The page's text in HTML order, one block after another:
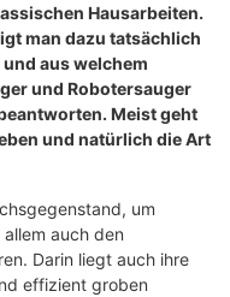
Hausarbeiten.
man dazu tatsächlich
aus welchem
und Robotersauger
Meist geht
und natürlich die Art
um
auch den
Darin liegt auch ihre
effizient groben